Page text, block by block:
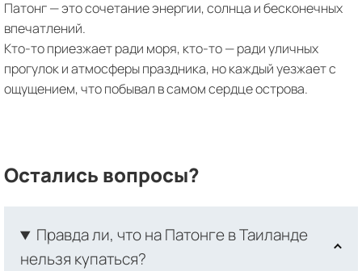
Патонг — это сочетание энергии, солнца и бесконечных
впечатлений.
Кто-то приезжает ради моря, кто-то — ради уличных
прогулок и атмосферы праздника, но каждый уезжает с
ощущением, что побывал в самом сердце острова.
Остались вопросы?
Правда ли, что на Патонге в Таиланде
нельзя купаться?